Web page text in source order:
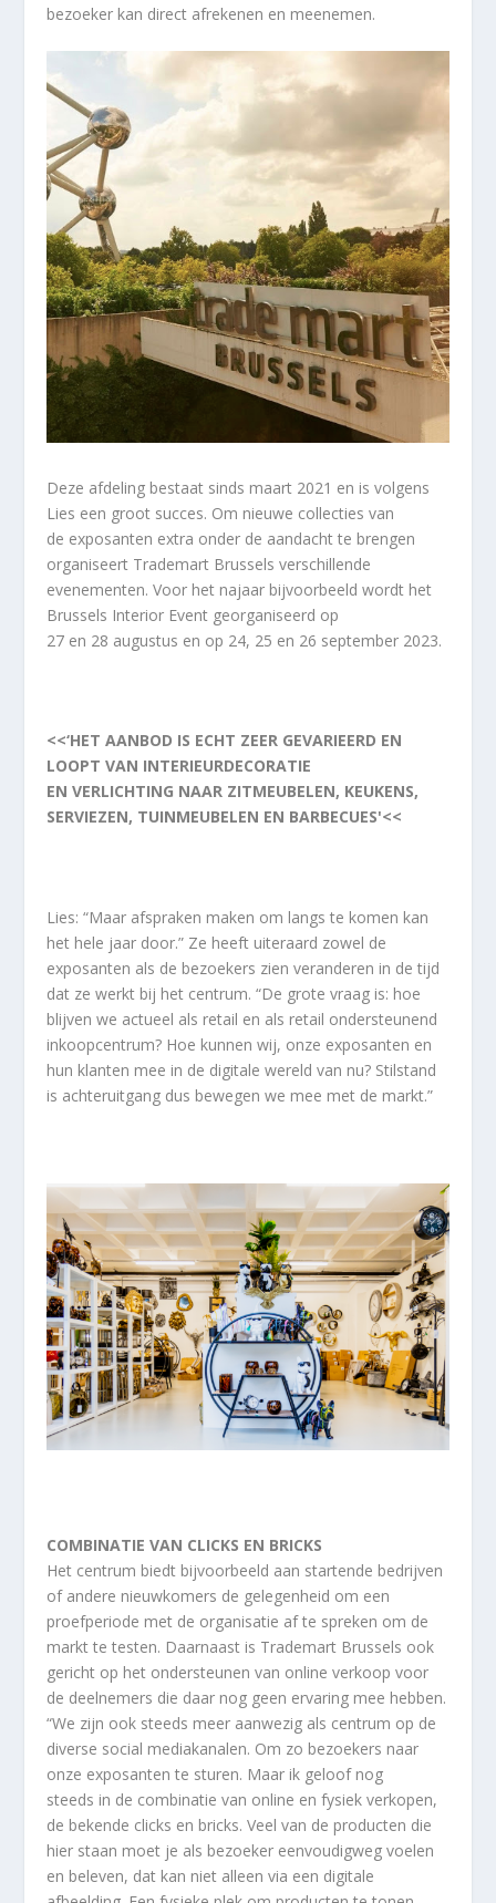
bezoeker kan direct afrekenen en meenemen.
Deze afdeling bestaat sinds maart 2021 en is volgens
Lies een groot succes. Om nieuwe collecties van
de exposanten extra onder de aandacht te brengen
organiseert Trademart Brussels verschillende
evenementen. Voor het najaar bijvoorbeeld wordt het
Brussels Interior Event georganiseerd op
27 en 28 augustus en op 24, 25 en 26 september 2023.
<<‘HET AANBOD IS ECHT ZEER GEVARIEERD EN
LOOPT VAN INTERIEURDECORATIE
EN VERLICHTING NAAR ZITMEUBELEN, KEUKENS,
SERVIEZEN, TUINMEUBELEN EN BARBECUES'<<
Lies: “Maar afspraken maken om langs te komen kan
het hele jaar door.” Ze heeft uiteraard zowel de
exposanten als de bezoekers zien veranderen in de tijd
dat ze werkt bij het centrum. “De grote vraag is: hoe
blijven we actueel als retail en als retail ondersteunend
inkoopcentrum? Hoe kunnen wij, onze exposanten en
hun klanten mee in de digitale wereld van nu? Stilstand
is achteruitgang dus bewegen we mee met de markt.”
COMBINATIE VAN CLICKS EN BRICKS
Het centrum biedt bijvoorbeeld aan startende bedrijven
of andere nieuwkomers de gelegenheid om een
proefperiode met de organisatie af te spreken om de
markt te testen. Daarnaast is Trademart Brussels ook
gericht op het ondersteunen van online verkoop voor
de deelnemers die daar nog geen ervaring mee hebben.
“We zijn ook steeds meer aanwezig als centrum op de
diverse social mediakanalen. Om zo bezoekers naar
onze exposanten te sturen. Maar ik geloof nog
steeds in de combinatie van online en fysiek verkopen,
de bekende clicks en bricks. Veel van de producten die
hier staan moet je als bezoeker eenvoudigweg voelen
en beleven, dat kan niet alleen via een digitale